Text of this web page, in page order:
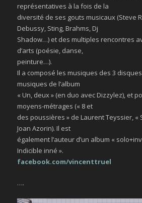
représentatives à la fois de la
diversité de ses gouts musicaux (Steve
Debussy, Sting, Brahms, Dj
Shadow…) et des multiples rencontres
d’arts (poésie, danse,
peinture…).
Il a composé les musiques des 3
musiques de l’album
« Un, deux » (en duo avec Dizzylez), et
moyens-métrages (« 8 et
des poussières » de Laurent Teyssier, «
Joan Azorin). Il est
également l’auteur d’un album «
Indicible inné ».
facebook.com/vincenttruel
….